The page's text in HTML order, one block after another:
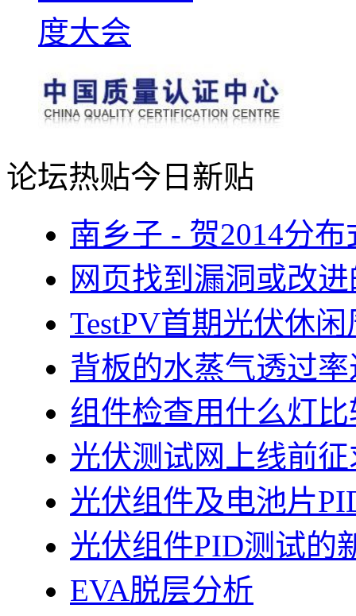
论坛热贴今日新贴
南乡子 - 贺2014分
网页找到漏洞或改
TestPV首期光伏休
背板的水蒸气透过
组件检查用什么灯
光伏测试网上线前
光伏组件及电池片
光伏组件PID测试的
EVA脱层分析